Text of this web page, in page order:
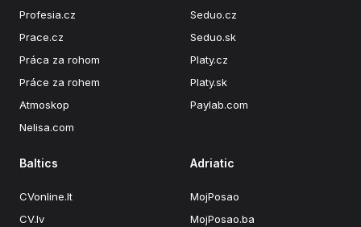
Profesia.cz
Prace.cz
Práca za rohom
Práce za rohem
Atmoskop
Nelisa.com
Seduo.cz
Seduo.sk
Platy.cz
Platy.sk
Paylab.com
Baltics
CVonline.lt
CV.lv
Adriatic
MojPosao
MojPosao.ba